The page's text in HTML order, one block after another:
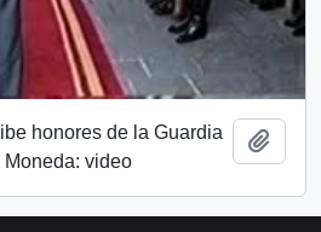
honores de la Guardia
video